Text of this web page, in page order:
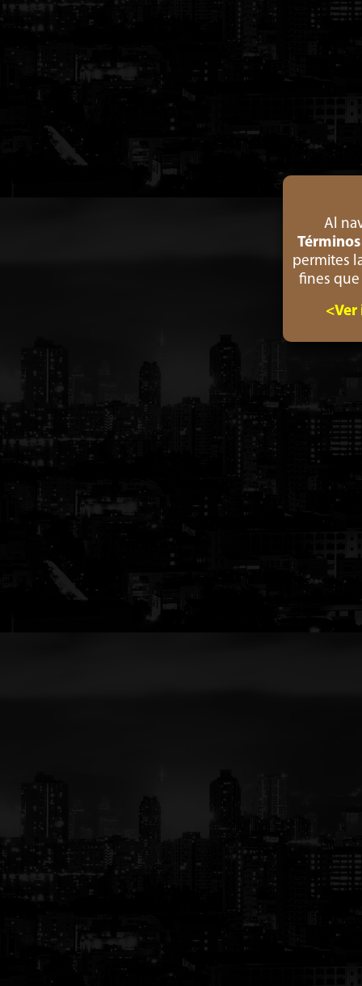
Al
permites
fines